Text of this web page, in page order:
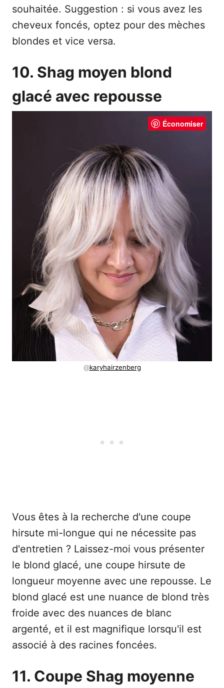
souhaitée. Suggestion : si vous avez les
cheveux foncés, optez pour des mèches
blondes et vice versa.
10. Shag moyen blond
glacé avec repousse
Économiser
@karyhairzenberg
Vous êtes à la recherche d'une coupe
hirsute mi-longue qui ne nécessite pas
d'entretien ? Laissez-moi vous présenter
le blond glacé, une coupe hirsute de
longueur moyenne avec une repousse. Le
blond glacé est une nuance de blond très
froide avec des nuances de blanc
argenté, et il est magnifique lorsqu'il est
associé à des racines foncées.
11. Coupe Shag moyenne